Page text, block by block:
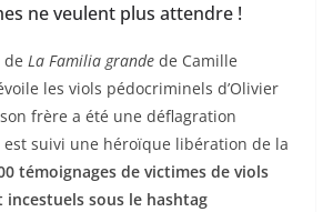
ne veulent plus attendre !
de La Familia grande de Camille
les viols pédocriminels d’Olivier
frère a été une déflagration
est suivi une héroïque libération de la
témoignages de victimes de viols
incestuels sous le hashtag